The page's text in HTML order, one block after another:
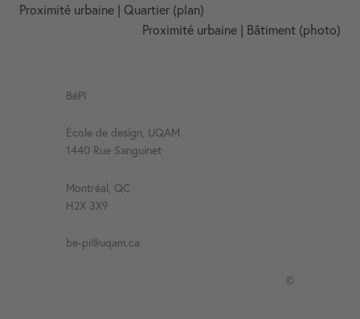
Proximité urbaine | Quartier (plan)
Proximité urbaine | Bâtiment (photo)
BéPI
École de design, UQAM
1440 Rue Sanguinet
Montréal, QC
H2X 3X9
be-pi@uqam.ca
©